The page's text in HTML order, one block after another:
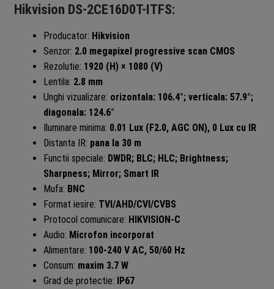
Hikvision DS-2CE16D0T-ITFS:
Producator: Hikvision
Senzor: 2.0 megapixel progressive scan CMOS
Rezolutie: 1920 (H) × 1080 (V)
Lentila: 2.8 mm
Unghi vizualizare: orizontala: 106.4°; verticala: 57.9°;
diagonala: 124.6°
Iluminare minima: 0.01 Lux (F2.0, AGC ON), 0 Lux cu IR
Distanta IR: pana la 30 m
Functii speciale: DWDR; BLC; HLC; Brightness;
Sharpness; Mirror; Smart IR
Mufa: BNC
Format iesire: TVI/AHD/CVI/CVBS
Protocol comunicare: HIKVISION-C
Audio: Microfon incorporat
Alimentare: 100-240 V AC, 50/60 Hz
Consum: maxim 3.7 W
Grad de protectie: IP67